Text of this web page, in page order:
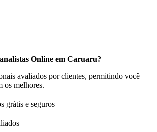
Online em Caruaru?
avaliados por clientes, permitindo você
os melhores.
grátis e seguros